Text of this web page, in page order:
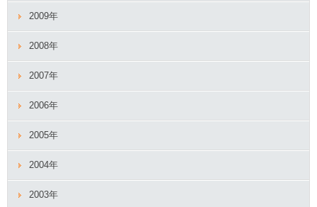
2009年
2008年
2007年
2006年
2005年
2004年
2003年